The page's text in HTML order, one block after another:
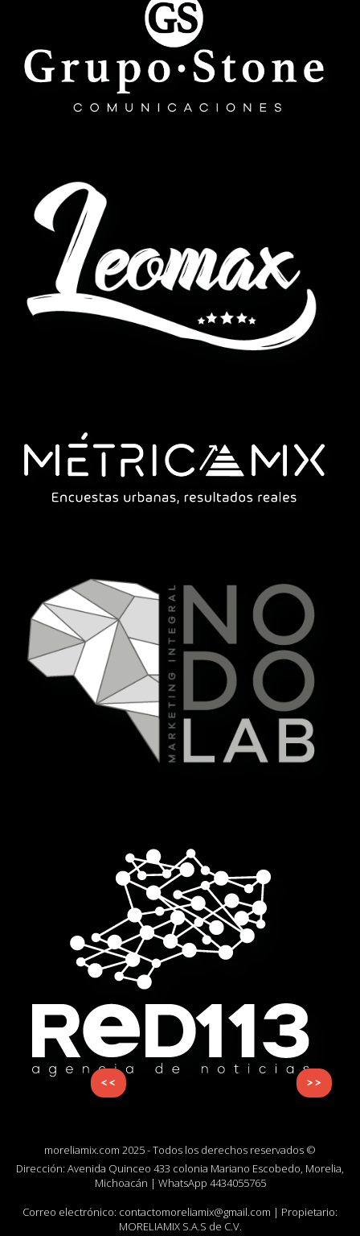
<< >>
moreliamix.com 2025 - Todos los derechos reservados ©
Dirección: Avenida Quinceo 433 colonia Mariano Escobedo, Morelia,
Michoacán | WhatsApp 4434055765
Correo electrónico: contactomoreliamix@gmail.com | Propietario:
MORELIAMIX S.A.S de C.V.